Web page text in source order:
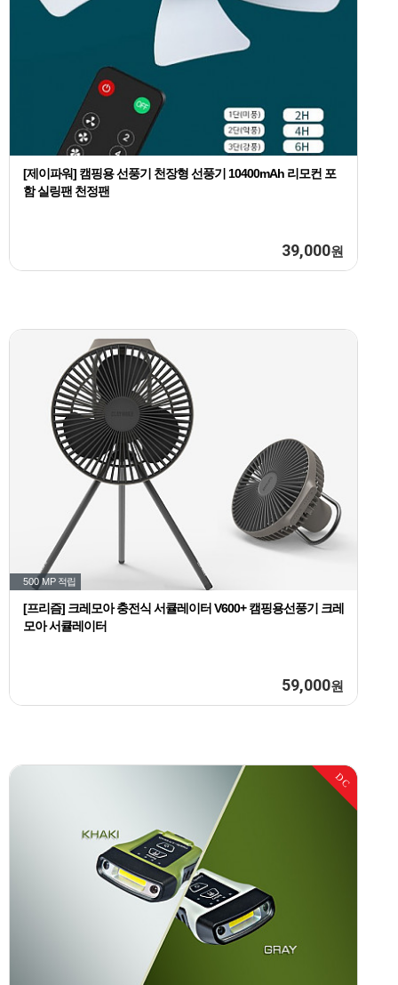
[제이파워] 캠핑용 선풍기 천장형 선풍기 10400mAh 리모컨 포
함 실링팬 천정팬
39,000원
500 MP 적립
[프리즘] 크레모아 충전식 서큘레이터 V600+ 캠핑용선풍기 크레
모아 서큘레이터
59,000원
DC